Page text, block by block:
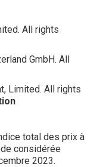
All rights
GmbH. All
Limited. All rights
total des prix à
considérée
2023.